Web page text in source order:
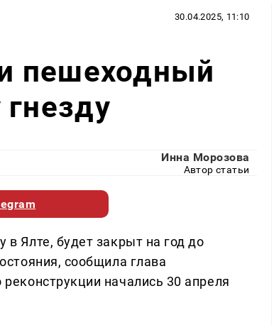
30.04.2025, 11:10
пешеходный
Инна Морозова
Автор статьи
Ялте, будет закрыт на год до
сообщила глава
начались 30 апреля